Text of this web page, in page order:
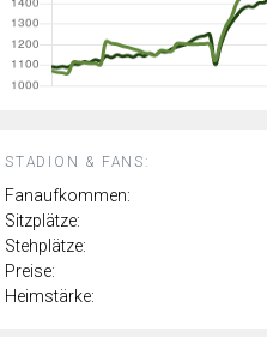
STADION & FANS:
Fanaufkommen:
Sitzplätze:
Stehplätze:
Preise:
Heimstärke: